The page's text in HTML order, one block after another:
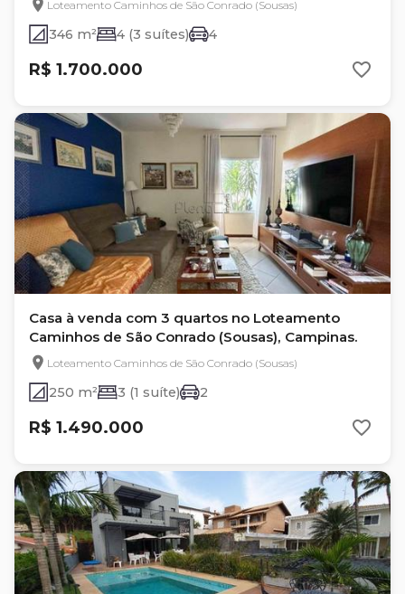
Loteamento Caminhos de São Conrado (Sousas)
346 m² 4 (3 suítes) 4
R$ 1.700.000
Casa à venda com 3 quartos no Loteamento
Caminhos de São Conrado (Sousas), Campinas.
Loteamento Caminhos de São Conrado (Sousas)
250 m² 3 (1 suíte) 2
R$ 1.490.000